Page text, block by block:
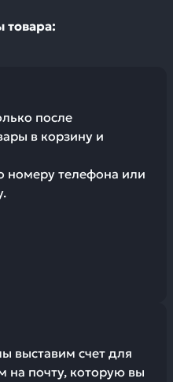
товара:
после
в корзину и
номеру телефона или
выставим счет для
на почту, которую вы